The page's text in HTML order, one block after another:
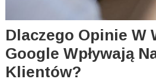
Dlaczego Opinie W
Google Wpływają
Klientów?